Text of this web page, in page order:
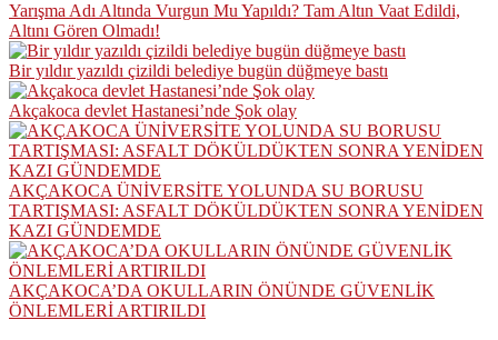
Yarışma Adı Altında Vurgun Mu Yapıldı? Tam Altın Vaat Edildi,
Altını Gören Olmadı!
Bir yıldır yazıldı çizildi belediye bugün düğmeye bastı
Akçakoca devlet Hastanesi’nde Şok olay
AKÇAKOCA ÜNİVERSİTE YOLUNDA SU BORUSU
TARTIŞMASI: ASFALT DÖKÜLDÜKTEN SONRA YENİDEN
KAZI GÜNDEMDE
AKÇAKOCA’DA OKULLARIN ÖNÜNDE GÜVENLİK
ÖNLEMLERİ ARTIRILDI